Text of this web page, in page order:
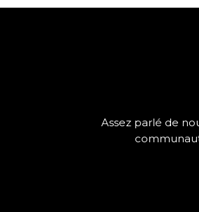
Assez parlé de